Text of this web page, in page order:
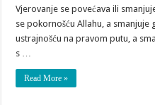
Vjerovanje se povećava ili
se pokornošću Allahu, a smanjuje
ustrajnošću na pravom putu, a
s …
Read More »